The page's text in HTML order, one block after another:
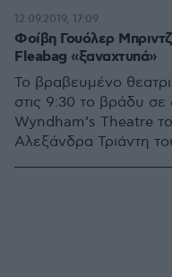
Φοίβη Γουόλερ
Fleabag «ξαναχτυπά»
Το βραβευμένο
στις 9:30 το βράδυ
Wyndham’s Theatre
Αλεξάνδρα Τριάντη
12.09.2019, 17:09